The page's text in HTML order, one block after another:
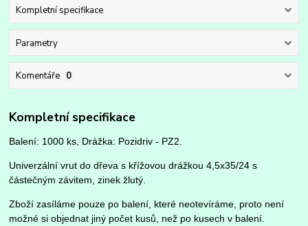
Kompletní specifikace
Parametry
Komentáře 0
Kompletní specifikace
Balení: 1000 ks, Drážka: Pozidriv - PZ2.
Univerzální vrut do dřeva s křížovou drážkou 4,5x35/24 s
částečným závitem, zinek žlutý.
Zboží zasíláme pouze po balení, které neotevíráme, proto není
možné si objednat jiný počet kusů, než po kusech v balení.